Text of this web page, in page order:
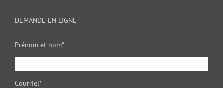
DEMANDE EN LIGNE
Prénom et nom*
Courriel*